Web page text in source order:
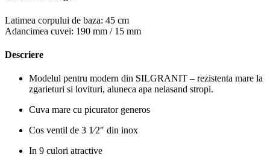
Latimea corpului de baza: 45 cm
Adancimea cuvei: 190 mm / 15 mm
Descriere
Modelul pentru modern din SILGRANIT – rezistenta mare la
zgarieturi si lovituri, aluneca apa nelasand stropi.
Cuva mare cu picurator generos
Cos ventil de 3 1⁄2″ din inox
In 9 culori atractive